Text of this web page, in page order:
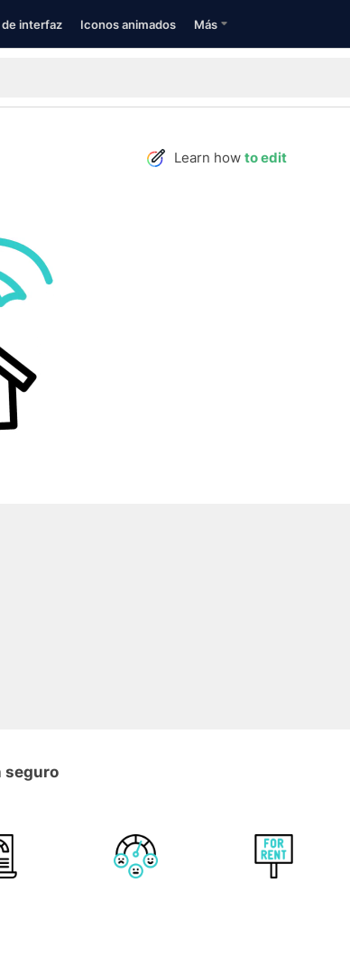
interfaz Iconos animados Más
Learn how to edit
seguro